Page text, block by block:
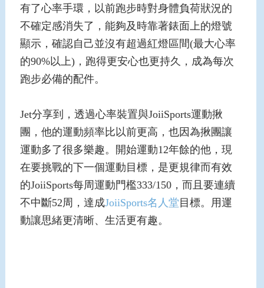
有了心率手環，以前跑步時對身體負荷狀況的
不確定感消失了，能夠及時靠著錶面上的燈號
顯示，確認自己並沒有超過紅燈區間(最大心率
的90%以上)，跑得更安心也更持久，成為每次
跑步必備的配件。
Jet分享到，透過心率裝置與JoiiSports運動揪
團，他的運動頻率比以前更高，也因為揪團讓
運動多了很多樂趣。開始運動12年餘的他，現
在要挑戰的下一個運動目標，是更規律而有效
的JoiiSports每周運動門檻333/150，而且要連續
不中斷52周，達成JoiiSports名人堂 目標。用運
動讓思緒更清晰、生活更有趣。